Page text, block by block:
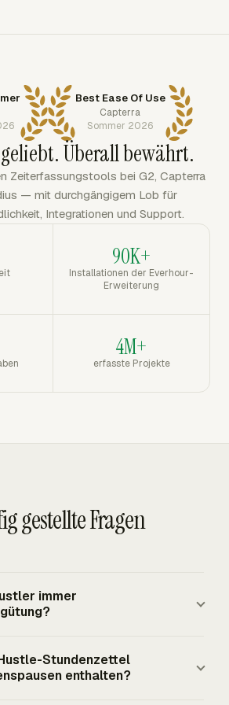
Best Ease Of Use
Capterra
Sommer 2026
Überall bewährt.
Zeiterfassungstools bei G2, Capterra
— mit durchgängigem Lob für
Integrationen und Support.
90K+
Installationen der Everhour-
Erweiterung
4M+
erfasste Projekte
gestellte Fragen
immer
Beschäftigte sind. Echte
arbeiten auf eigene
Stundenzettel
enthalten?